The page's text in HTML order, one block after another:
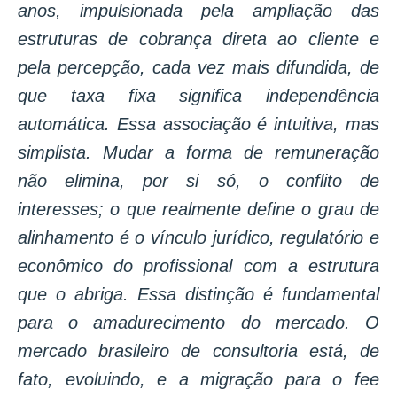
anos, impulsionada pela ampliação das
estruturas de cobrança direta ao cliente e
pela percepção, cada vez mais difundida, de
que taxa fixa significa independência
automática. Essa associação é intuitiva, mas
simplista. Mudar a forma de remuneração
não elimina, por si só, o conflito de
interesses; o que realmente define o grau de
alinhamento é o vínculo jurídico, regulatório e
econômico do profissional com a estrutura
que o abriga. Essa distinção é fundamental
para o amadurecimento do mercado. O
mercado brasileiro de consultoria está, de
fato, evoluindo, e a migração para o fee